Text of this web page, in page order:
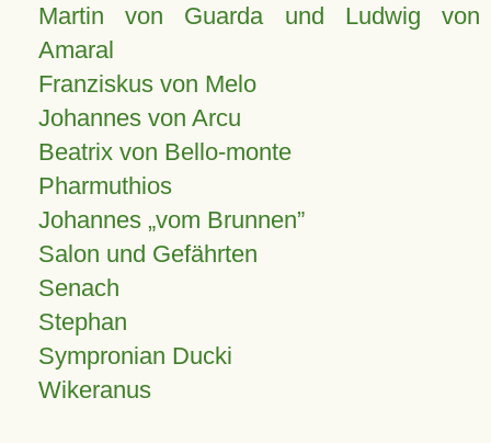
Martin von Guarda und Ludwig von
Amaral
Franziskus von Melo
Johannes von Arcu
Beatrix von Bello-monte
Pharmuthios
Johannes vom Brunnen
Salon und Gefährten
Senach
Stephan
Sympronian Ducki
Wikeranus